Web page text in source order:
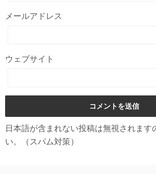
メールアドレス
ウェブサイト
日本語が含まれない投稿は無視されます
い。（スパム対策）